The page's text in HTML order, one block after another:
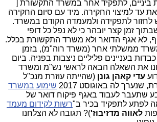
ביניים, לתפקיד אחר במשרד התקשורת [
עד למיצוי החקירה. מיד עם סיום החקירה
לחזור לתפקידה ולמעמדה הקודם במשרד.
זמן קצר יובהר כי לא נפל כל דופי
לא אגף הדואר ולא משרד התקשורת בכלל.
ממשלתי אחר (משרד רוה"מ), בזמן
בעניינים פליליים ניצבות בפניה. ביום
את השאלה הבאה לראשי נש"מ ומשרד
עדי קאהן גונן (שהייתה עוזרת מנכ"ל
לה באוגוסט 2017
שימוע במשרד
שתעבר לעבוד באגף פיקוח דואר של
לפתע לתפקיד בכיר ב"רשות לקידום מעמד
לאווה מדזיבוז')? תגובה לא הצלחנו